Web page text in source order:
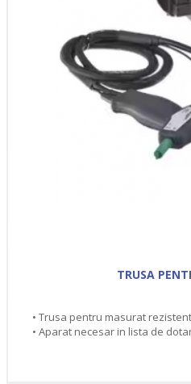
TRUSA
• Trusa pentru masurat
• Aparat necesar in lista de